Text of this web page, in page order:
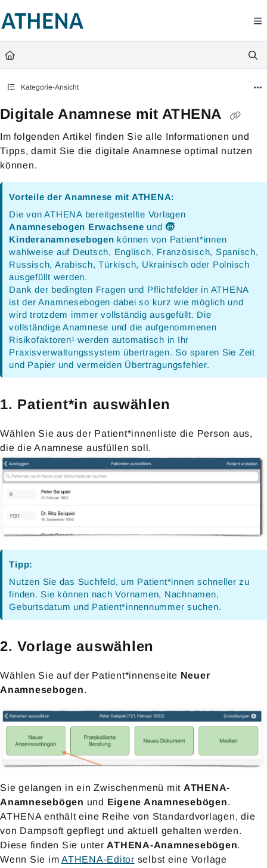
Fetch the complete documentation index at: https://hilfe.athenaapp.de/
Kategorie-Ansicht
Digitale Anamnese mit ATHENA
Im folgenden Artikel finden Sie alle Informationen und
Tipps, damit Sie die digitale Anamnese optimal nutzen
können.
Vorteile der Anamnese mit ATHENA:
Die von ATHENA bereitgestellte Vorlagen
Anamnesebogen Erwachsene und 🧒
Kinderanamnesebogen können von Patient*innen
wahlweise auf Deutsch, Englisch, Französisch, Spanisch,
Russisch, Arabisch, Türkisch, Ukrainisch oder Polnisch
ausgefüllt werden.
Dank der bedingten Fragen und Pflichtfelder in ATHENA
ist der Anamnesebogen dabei so kurz wie möglich und
wird trotzdem immer vollständig ausgefüllt. Die
vollständige Anamnese und die aufgenommenen
Risikofaktoren¹ werden automatisch in Ihr
Praxisverwaltungssystem übertragen. So sparen Sie Zeit
und Papier und vermeiden Übertragungsfehler.
1. Patient*in auswählen
Wählen Sie aus der Patient*innenliste die Person aus,
die die Anamnese ausfüllen soll.
Tipp:
Nutzen Sie das Suchfeld, um Patient*innen schneller zu
finden. Sie können nach Vornamen, Nachnamen,
Geburtsdatum und Patient*innennummer suchen.
2. Vorlage auswählen
Wählen Sie auf der Patient*innenseite Neuer
Anamnesebogen.
Sie gelangen in ein Zwischenmenü mit ATHENA-
Anamnesebögen und Eigene Anamnesebögen.
ATHENA enthält eine Reihe von Standardvorlagen, die
von Dampsoft gepflegt und aktuell gehalten werden.
Diese finden Sie unterATHENA-Anamnesebögen.
Wenn Sie im ATHENA-Editor selbst eine Vorlage